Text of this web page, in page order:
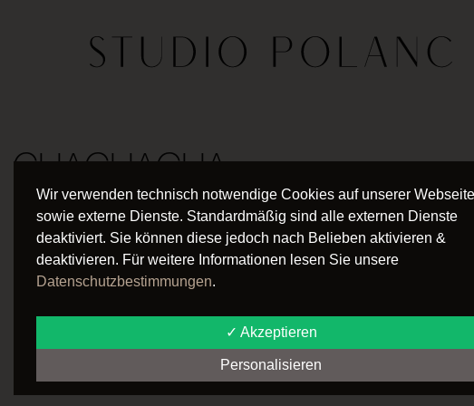
CHACHACHA
Wir verwenden technisch notwendige Cookies auf unserer Webseite
sowie externe Dienste. Standardmäßig sind alle externen Dienste
deaktiviert. Sie können diese jedoch nach Belieben aktivieren &
deaktivieren. Für weitere Informationen lesen Sie unsere
Datenschutzbestimmungen.
✓ Akzeptieren
Personalisieren